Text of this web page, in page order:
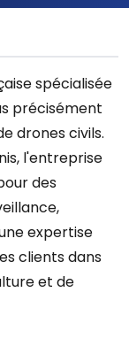
spécialisée
précisément
drones civils.
l'entreprise
des
expertise
clients dans
et de